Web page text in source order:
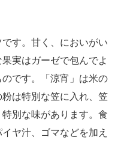
す。甘く、においがい
実はガーゼで包んでよ
です。「涼宵」は米の
は特別な笠に入れ、笠
別な味があります。食
ヤ汁、ゴマなどを加え